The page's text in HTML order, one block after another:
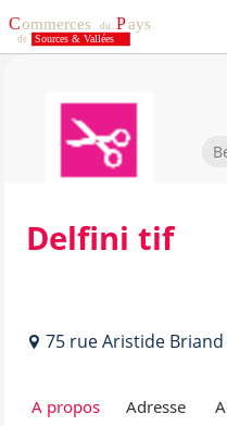
Delfini tif
75 rue Aristide Briand
A propos Adresse